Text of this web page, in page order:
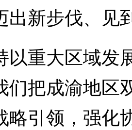
出新步伐、见
重大区域发
们把成渝地区
略引领，强化